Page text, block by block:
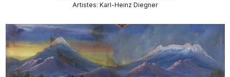
Artistes: Karl-Heinz Diegner